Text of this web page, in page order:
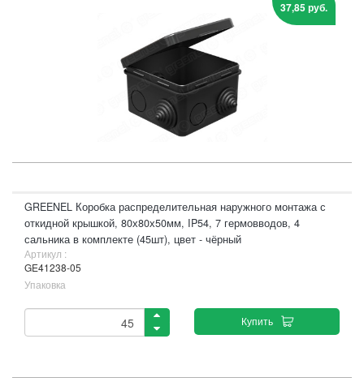
37,85 руб.
GREENEL Коробка распределительная наружного монтажа с
откидной крышкой, 80х80х50мм, IP54, 7 гермовводов, 4
сальника в комплекте (45шт), цвет - чёрный
Артикул :
GE41238-05
Упаковка
Купить